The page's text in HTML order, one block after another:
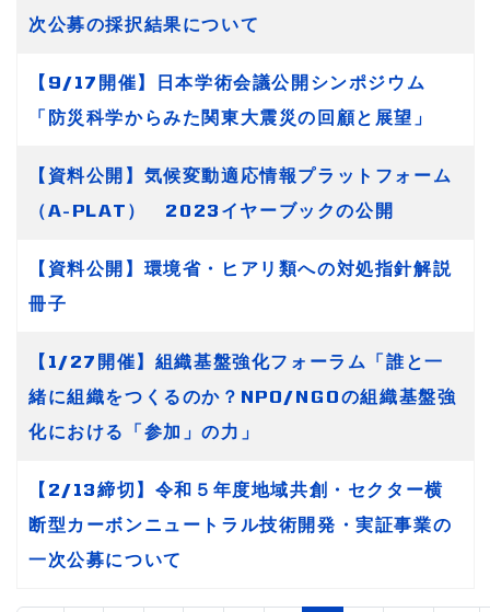
次公募の採択結果について
【9/17開催】日本学術会議公開シンポジウム
「防災科学からみた関東大震災の回顧と展望」
【資料公開】気候変動適応情報プラットフォーム
（A-PLAT） 2023イヤーブックの公開
【資料公開】環境省・ヒアリ類への対処指針解説
冊子
【1/27開催】組織基盤強化フォーラム「誰と一
緒に組織をつくるのか？NPO/NGOの組織基盤強
化における「参加」の力」
【2/13締切】令和５年度地域共創・セクター横
断型カーボンニュートラル技術開発・実証事業の
一次公募について